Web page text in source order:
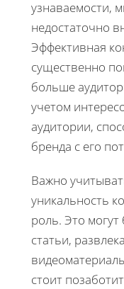
узнаваемости,
недостаточно
Эффективная
существенно
больше
учетом
аудитории,
бренда с его
Важно
уникальность
роль. Это
статьи,
стоит